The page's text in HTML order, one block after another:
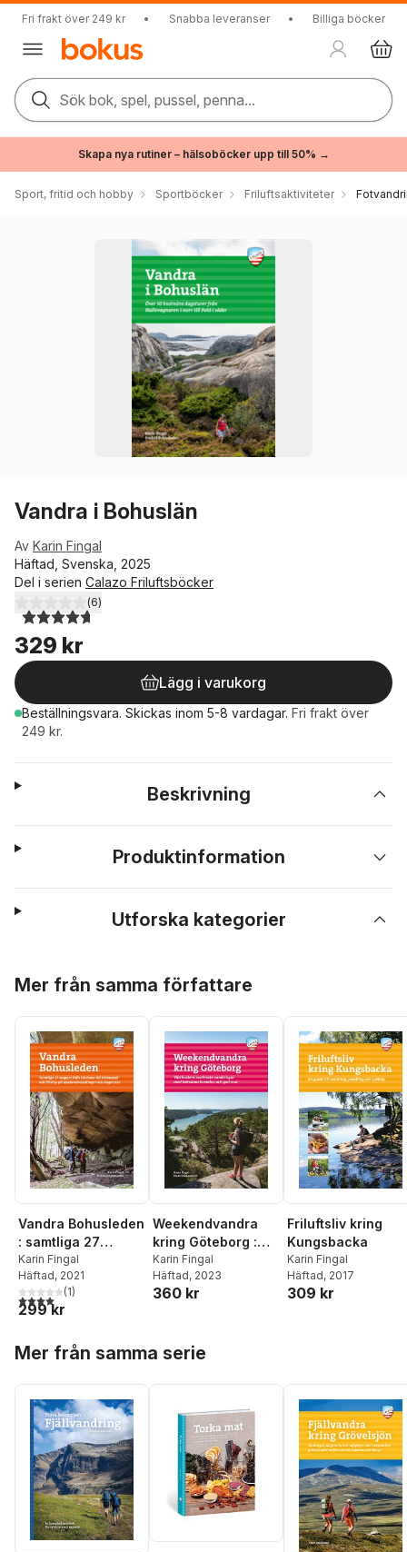
Fri frakt över 249 kr • Snabba leveranser • Billiga böcker
Sök bok, spel, pussel, penna...
Skapa nya rutiner – hälsoböcker upp till 50% →
Sport, fritid och hobby Sportböcker Friluftsaktiviteter
Vandra i Bohuslän
Av Karin Fingal
Häftad, Svenska, 2025
Del i serien Calazo Friluftsböcker
4,7utav 5 stjärnor. Totalt antal röster:
(6)
329 kr
Lägg i varukorg
Beställningsvara. Skickas inom 5-8 vardagar. Fri frakt över
249 kr.
Beskrivning
Produktinformation
Utforska kategorier
Mer från samma författare
Vandra Bohusleden
: samtliga 27
etapper från
Lindome till
Strömstad och
förslag på
r och dagsturer
Karin Fingal
Häftad, 2021
4,0utav 5 stjärnor. Totalt antal röster:
(1)
299 kr
Weekendvandra
kring Göteborg :
västkustens
vackraste
vandringar med
Karin Fingal
Häftad, 2023
360 kr
Friluftsliv kring
Kungsbacka
Karin Fingal
Häftad, 2017
309 kr
Mer från samma serie